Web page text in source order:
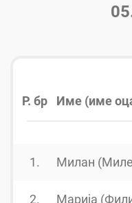
Р. бр Име (име
1. Милан
2. Марија